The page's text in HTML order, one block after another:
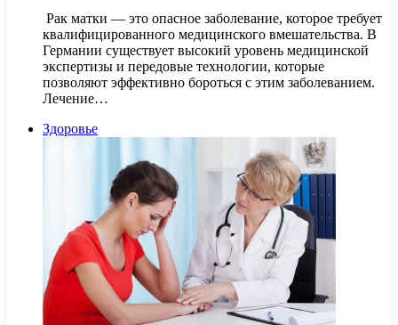
Рак матки — это опасное заболевание, которое требует
квалифицированного медицинского вмешательства. В
Германии существует высокий уровень медицинской
экспертизы и передовые технологии, которые
позволяют эффективно бороться с этим заболеванием.
Лечение…
Здоровье